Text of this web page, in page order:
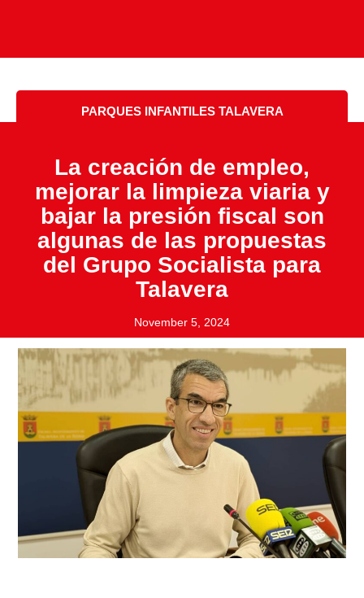
PARQUES INFANTILES TALAVERA
La creación de empleo,
mejorar la limpieza viaria y
bajar la presión fiscal son
algunas de las propuestas
del Grupo Socialista para
Talavera
November 5, 2024